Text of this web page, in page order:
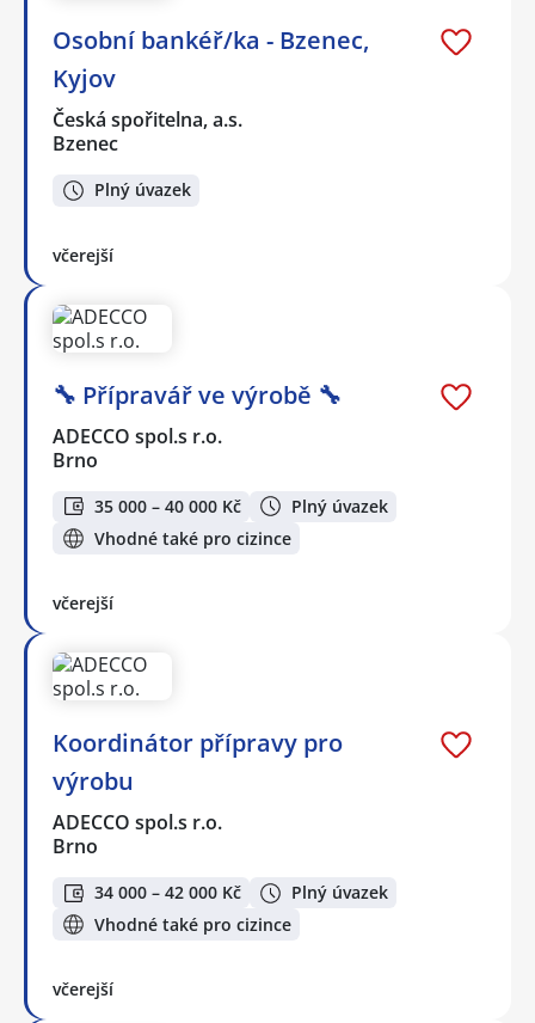
Osobní bankéř/ka - Bzenec,
Kyjov
Česká spořitelna, a.s.
Bzenec
Plný úvazek
včerejší
🔧 Přípravář ve výrobě 🔧
ADECCO spol.s r.o.
Brno
35 000 – 40 000 Kč
Plný úvazek
Vhodné také pro cizince
včerejší
Koordinátor přípravy pro
výrobu
ADECCO spol.s r.o.
Brno
34 000 – 42 000 Kč
Plný úvazek
Vhodné také pro cizince
včerejší